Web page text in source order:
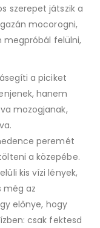
szerepet játszik a
mocorogni,
megpróbál felülni,
a piciket
hanem
mozogjanak,
peremét
a közepébe.
kis vízi lények,
még az
előnye, hogy
csak fektesd